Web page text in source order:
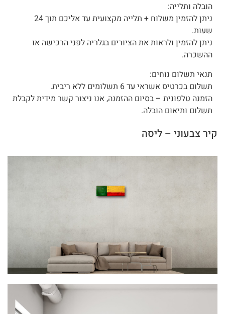
הובלה ותלייה:
ניתן להזמין משלוח + תלייה מקצועית עד אליכם תוך 24
שעות.
ניתן להזמין ולראות את הציורים בגלריה לפני הרכישה או
ההשכרה.
תנאי תשלום נוחים:
תשלום בכרטיס אשראי עד 6 תשלומים ללא ריבית.
הזמנה טלפונית – בסיום ההזמנה, אנו ניצור קשר מידית לקבלת
תשלום ותיאום הובלה.
קיר צבעוני – ליסה